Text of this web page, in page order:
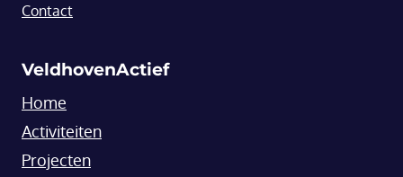
Contact
VeldhovenActief
Home
Activiteiten
Projecten